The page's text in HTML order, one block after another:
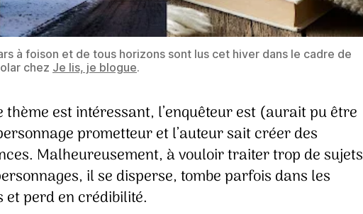
à foison et de tous horizons sont lus cet hiver dans le cadre de
chez Je lis, je blogue.
thème est intéressant, l’enquêteur est (aurait pu être
prometteur et l’auteur sait créer des
Malheureusement, à vouloir traiter trop de sujets
il se disperse, tombe parfois dans les
et perd en crédibilité.